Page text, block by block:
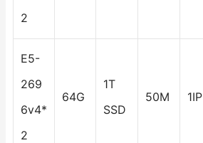
2
E5-
269
6v4*
2
64G
1T
SSD
50M 1IP